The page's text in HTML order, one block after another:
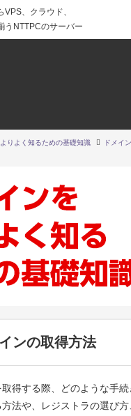
、クラウド、
うNTTPCのサーバー
りよく知るための基礎知識 ドメイ
ンの取得方法
得する際、どのような手
法や、レジストラの選び